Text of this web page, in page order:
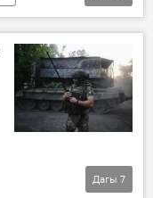
Дагы 7